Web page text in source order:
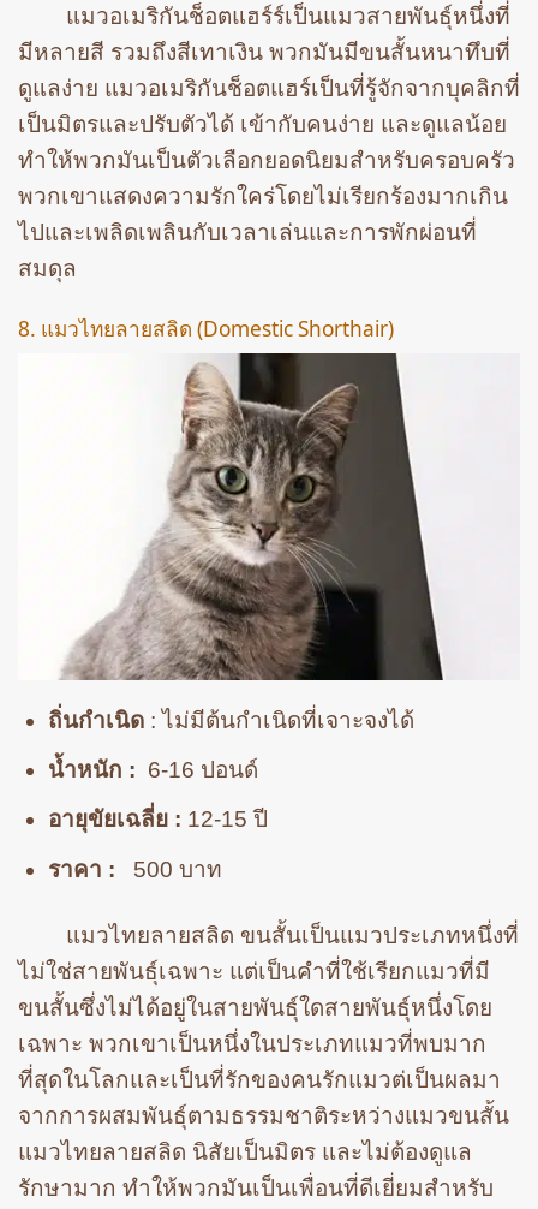
แมวอเมริกันช็อตแฮร์ร์เป็นแมวสายพันธุ์หนึ่งที่
มีหลายสี รวมถึงสีเทาเงิน พวกมันมีขนสั้นหนาทึบที่
ดูแลง่าย แมวอเมริกันช็อตแฮร์เป็นที่รู้จักจากบุคลิกที่
เป็นมิตรและปรับตัวได้ เข้ากับคนง่าย และดูแลน้อย
ทำให้พวกมันเป็นตัวเลือกยอดนิยมสำหรับครอบครัว
พวกเขาแสดงความรักใคร่โดยไม่เรียกร้องมากเกิน
ไปและเพลิดเพลินกับเวลาเล่นและการพักผ่อนที่
สมดุล
8. แมวไทยลายสลิด (Domestic Shorthair)
ถิ่นกำเนิด: ไม่มีต้นกำเนิดที่เจาะจงได้
น้ำหนัก : 6-16 ปอนด์
อายุขัยเฉลี่ย : 12-15 ปี
ราคา :
500 บาท
แมวไทยลายสลิด ขนสั้นเป็นแมวประเภทหนึ่งที่
ไม่ใช่สายพันธุ์เฉพาะ แต่เป็นคำที่ใช้เรียกแมวที่มี
ขนสั้นซึ่งไม่ได้อยู่ในสายพันธุ์ใดสายพันธุ์หนึ่งโดย
เฉพาะ พวกเขาเป็นหนึ่งในประเภทแมวที่พบมาก
ที่สุดในโลกและเป็นที่รักของคนรักแมวต่เป็นผลมา
จากการผสมพันธุ์ตามธรรมชาติระหว่างแมวขนสั้น
แมวไทยลายสลิด นิสัยเป็นมิตร และไม่ต้องดูแล
รักษามาก ทำให้พวกมันเป็นเพื่อนที่ดีเยี่ยมสำหรับ